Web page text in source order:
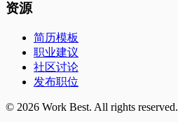
资源
简历模板
职业建议
社区讨论
发布职位
© 2026 Work Best. All rights reserved.